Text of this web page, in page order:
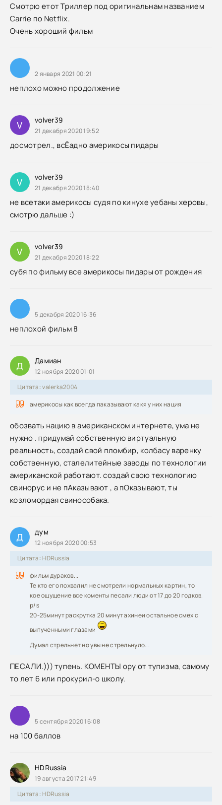
Смотрю етот Триллер под оригинальнам названием
Carrie по Netflix.
Очень хороший фильм
2 января 2021 00:21
неплохо можно продолжение
V volver39
21 декабря 2020 19:52
досмотрел., всЁадно америкосы пидары
V volver39
21 декабря 2020 18:40
не всетаки америкосы судя по кинухе уебаны херовы,
смотрю дальше :)
V volver39
21 декабря 2020 18:22
субя по фильму все америкосы пидары от рождения
5 декабря 2020 16:36
неплохой фильм 8
Д Дамиан
12 ноября 2020 01:01
Цитата: valerka2004
америкосы как всегда паказывают какя у них нация
обозвать нацию в американском интернете, ума не
нужно . придумай собственную виртуальную
реальность, создай свой пломбир, колбасу варенку
собственную, сталелитейные заводы по технологии
американской работают. создай свою технологию
свинорус и не пАказывают , а пОказывают, ты
козломордая свинособака.
Д дум
12 ноября 2020 00:53
Цитата: HDRussia
фильм дураков...
Те кто его похвалил не смотрели нормальных картин, то
кое ощущение все коменты песали люди от 17 до 20 годков.
p/s
20-25минут раскрутка 20 минут ахинеи остальное смех с
выпученными глазами
Думал стрельнет но увы не стрельнуло...
ПЕСАЛИ.))) тупень. КОМЕНТЫ ору от тупизма, самому
то лет 6 или прокурил-о школу.
5 сентября 2020 16:08
на 100 баллов
HDRussia
19 августа 2017 21:49
Цитата: HDRussia